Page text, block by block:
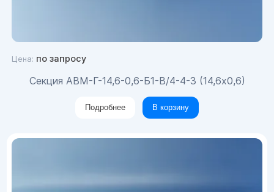
Цена: по запросу
Секция АВМ-Г-14,6-0,6-Б1-В/4-4-3 (14,6х0,6)
Подробнее В корзину